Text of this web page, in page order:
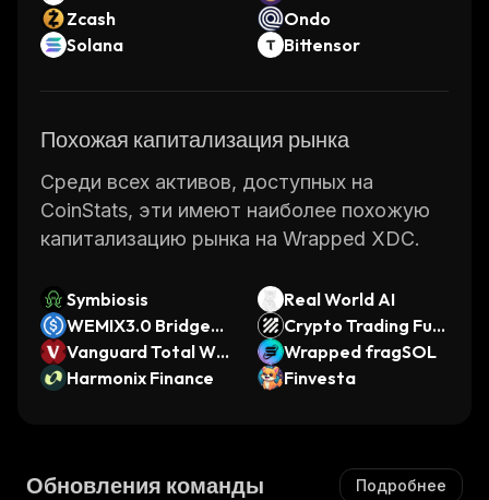
Zcash
Ondo
Solana
Bittensor
Похожая капитализация рынка
Среди всех активов, доступных на
CoinStats, эти имеют наиболее похожую
капитализацию рынка на Wrapped XDC.
Symbiosis
Real World AI
WEMIX3.0 Bridged
USDC (WEMIX3.0 D
PoS)
Crypto Trading Fun
d
Vanguard Total Wo
rld xStock
Wrapped fragSOL
Harmonix Finance
Finvesta
Обновления команды Подробнее